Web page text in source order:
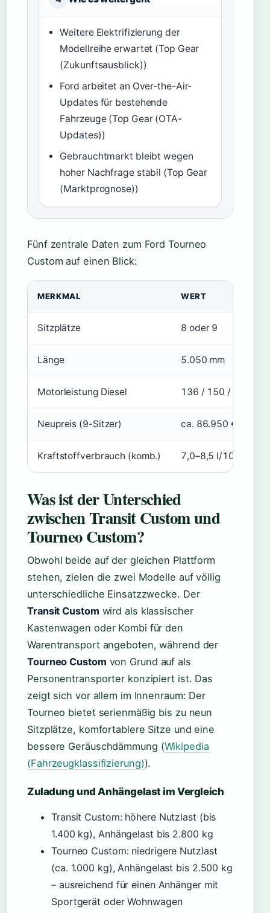
Weitere Elektrifizierung der
Modellreihe erwartet (Top Gear
(Zukunftsausblick))
Ford arbeitet an Over-the-Air-
Updates für bestehende
Fahrzeuge (Top Gear (OTA-
Updates))
Gebrauchtmarkt bleibt wegen
hoher Nachfrage stabil (Top Gear
(Marktprognose))
Fünf zentrale Daten zum Ford Tourneo
Custom auf einen Blick:
MERKMAL WERT
Sitzplätze 8 oder 9
Länge 5.050 mm
Motorleistung Diesel 136 / 150 / 170 PS
Neupreis (9-Sitzer) ca. 86.950 €
Kraftstoffverbrauch (komb.) 7,0–8,5 l/100 km
Was ist der Unterschied
zwischen Transit Custom und
Tourneo Custom?
Obwohl beide auf der gleichen Plattform
stehen, zielen die zwei Modelle auf völlig
unterschiedliche Einsatzzwecke. Der
Transit Custom wird als klassischer
Kastenwagen oder Kombi für den
Warentransport angeboten, während der
Tourneo Custom von Grund auf als
Personentransporter konzipiert ist. Das
zeigt sich vor allem im Innenraum: Der
Tourneo bietet serienmäßig bis zu neun
Sitzplätze, komfortablere Sitze und eine
bessere Geräuschdämmung (Wikipedia
(Fahrzeugklassifizierung)).
Zuladung und Anhängelast im Vergleich
Transit Custom: höhere Nutzlast (bis
1.400 kg), Anhängelast bis 2.800 kg
Tourneo Custom: niedrigere Nutzlast
(ca. 1.000 kg), Anhängelast bis 2.500 kg
– ausreichend für einen Anhänger mit
Sportgerät oder Wohnwagen